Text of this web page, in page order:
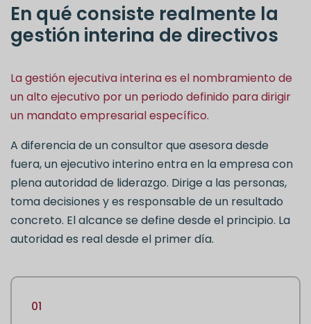
En qué consiste realmente la
gestión interina de directivos
La gestión ejecutiva interina es el nombramiento de
un alto ejecutivo por un periodo definido para dirigir
un mandato empresarial específico.
A diferencia de un consultor que asesora desde
fuera, un ejecutivo interino entra en la empresa con
plena autoridad de liderazgo. Dirige a las personas,
toma decisiones y es responsable de un resultado
concreto. El alcance se define desde el principio. La
autoridad es real desde el primer día.
01